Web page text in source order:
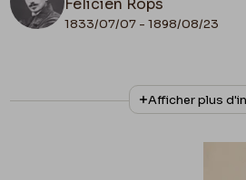
Félicien Rops
1833/07/07 - 1898/08/23
N° d'inventaire
III/215/3/38
Belgique, Bruxelles,
Afficher plus